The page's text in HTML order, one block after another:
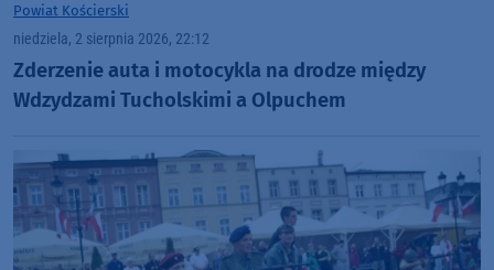
Powiat Kościerski
niedziela, 2 sierpnia 2026, 22:12
Zderzenie auta i motocykla na drodze między
Wdzydzami Tucholskimi a Olpuchem